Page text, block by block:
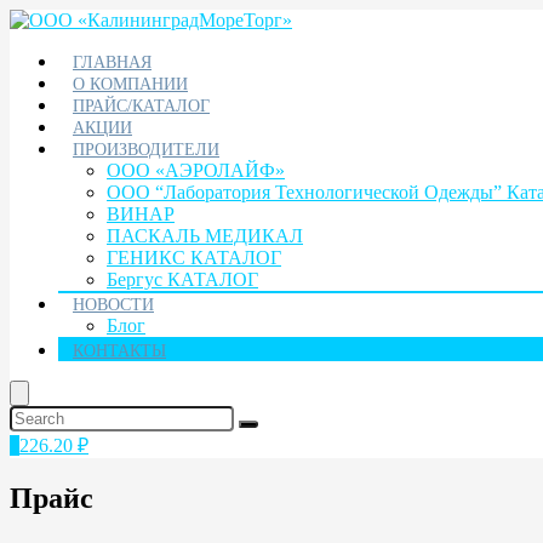
ГЛАВНАЯ
О КОМПАНИИ
ПРАЙС/КАТАЛОГ
АКЦИИ
ПРОИЗВОДИТЕЛИ
ООО «АЭРОЛАЙФ»
ООО “Лаборатория Технологической Одежды”
ВИНАР
ПАСКАЛЬ МЕДИКАЛ
ГЕНИКС КАТАЛОГ
Бергус КАТАЛОГ
НОВОСТИ
Блог
КОНТАКТЫ
226.20 ₽
Прайс